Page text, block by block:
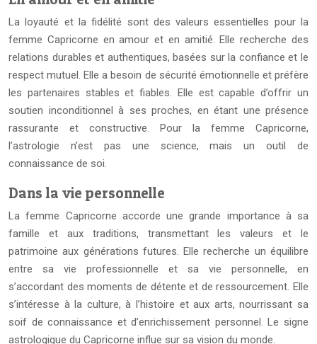
La loyauté et la fidélité sont des valeurs essentielles pour la
femme Capricorne en amour et en amitié. Elle recherche des
relations durables et authentiques, basées sur la confiance et le
respect mutuel. Elle a besoin de sécurité émotionnelle et préfère
les partenaires stables et fiables. Elle est capable d’offrir un
soutien inconditionnel à ses proches, en étant une présence
rassurante et constructive. Pour la femme Capricorne,
l’astrologie n’est pas une science, mais un outil de
connaissance de soi.
Dans la vie personnelle
La femme Capricorne accorde une grande importance à sa
famille et aux traditions, transmettant les valeurs et le
patrimoine aux générations futures. Elle recherche un équilibre
entre sa vie professionnelle et sa vie personnelle, en
s’accordant des moments de détente et de ressourcement. Elle
s’intéresse à la culture, à l’histoire et aux arts, nourrissant sa
soif de connaissance et d’enrichissement personnel. Le signe
astrologique du Capricorne influe sur sa vision du monde.